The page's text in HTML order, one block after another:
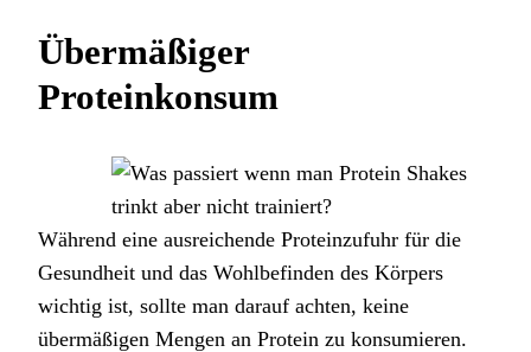
Übermäßiger
Proteinkonsum
Während eine ausreichende Proteinzufuhr für die
Gesundheit und das Wohlbefinden des Körpers
wichtig ist, sollte man darauf achten, keine
übermäßigen Mengen an Protein zu konsumieren.